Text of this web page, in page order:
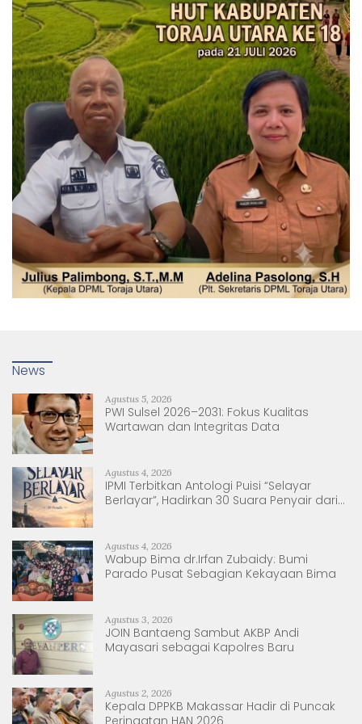
News
Agustus 5, 2026
PWI Sulsel 2026–2031: Fokus Kualitas
Wartawan dan Integritas Data
Agustus 4, 2026
IPMI Terbitkan Antologi Puisi “Selayar
Berlayar”, Hadirkan 30 Suara Penyair dari
Agustus 4, 2026
Wabup Bima dr.Irfan Zubaidy: Bumi
Parado Pusat Sebagian Kekayaan Bima
Agustus 3, 2026
JOIN Bantaeng Sambut AKBP Andi
Mayasari sebagai Kapolres Baru
Agustus 2, 2026
Kepala DPPKB Makassar Hadir di Puncak
Peringatan HAN 2026